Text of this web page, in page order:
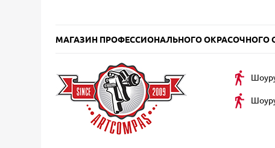
МАГАЗИН ПРОФЕССИОНАЛЬНОГО ОКРАСОЧНОГО